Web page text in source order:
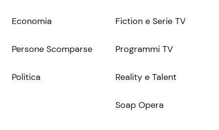
Economia
Persone Scomparse
Politica
Fiction e Serie TV
Programmi TV
Reality e Talent
Soap Opera